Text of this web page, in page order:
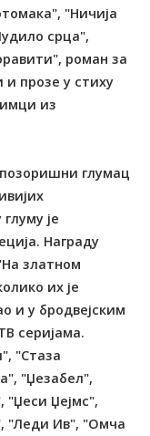
"Ничија
срца",
роман за
и прозе у стиху
из
глумац
је
Награду
златном
их је
и у бродвејским
серијама.
"Стаза
"Џезабел",
"Џеси Џејмс",
"Леди Ив", "Омча